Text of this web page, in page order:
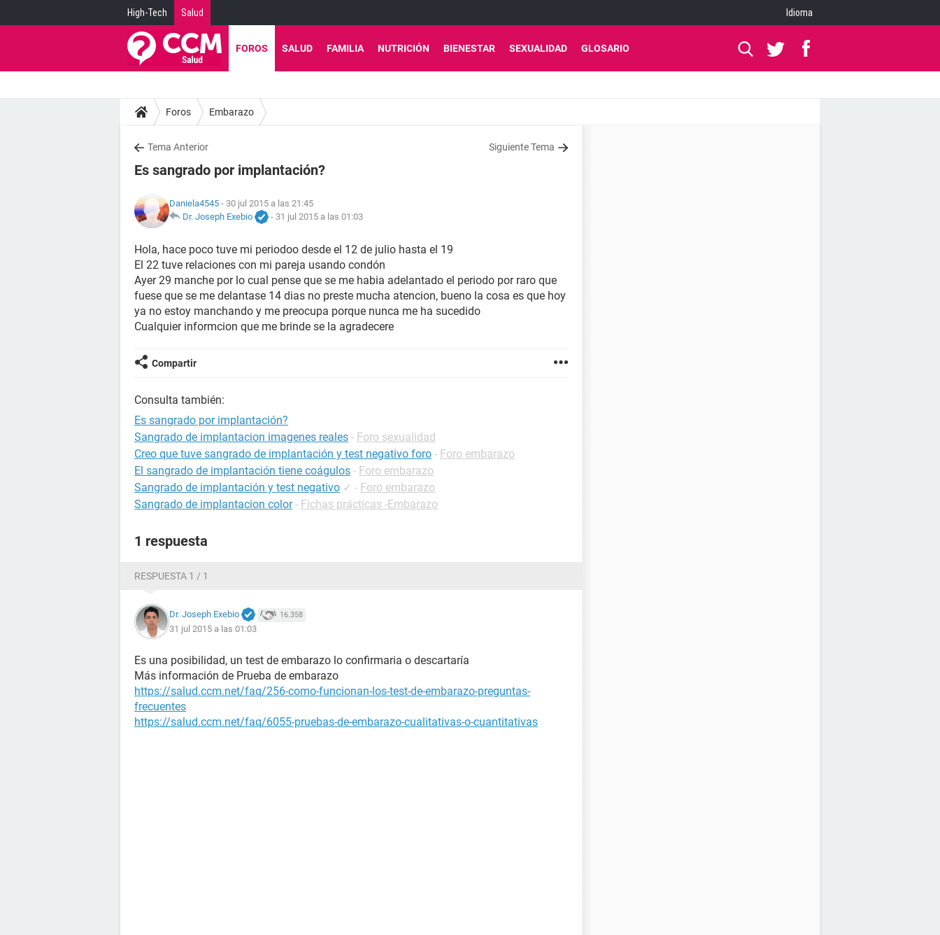
High-Tech Salud Idioma
FOROS SALUD FAMILIA NUTRICIÓN BIENESTAR SEXUALIDAD GLOSARIO
Foros Embarazo
Tema Anterior Siguiente Tema
Es sangrado por implantación?
Daniela4545 - 30 jul 2015 a las 21:45
Dr. Joseph Exebio
- 31 jul 2015 a las 01:03
Hola, hace poco tuve mi periodoo desde el 12 de julio hasta el 19
El 22 tuve relaciones con mi pareja usando condón
Ayer 29 manche por lo cual pense que se me habia adelantado el periodo por raro que
fuese que se me delantase 14 dias no preste mucha atencion, bueno la cosa es que hoy
ya no estoy manchando y me preocupa porque nunca me ha sucedido
Cualquier informcion que me brinde se la agradecere
Compartir
Consulta también:
Es sangrado por implantación?
Sangrado de implantacion imagenes reales - Foro sexualidad
Creo que tuve sangrado de implantación y test negativo foro - Foro embarazo
El sangrado de implantación tiene coágulos - Foro embarazo
Sangrado de implantación y test negativo ✓ - Foro embarazo
Sangrado de implantacion color - Fichas prácticas -Embarazo
1 respuesta
RESPUESTA 1 / 1
Dr. Joseph Exebio 16.358
31 jul 2015 a las 01:03
Es una posibilidad, un test de embarazo lo confirmaria o descartaría
Más información de Prueba de embarazo
https://salud.ccm.net/faq/256-como-funcionan-los-test-de-embarazo-preguntas-
frecuentes
https://salud.ccm.net/faq/6055-pruebas-de-embarazo-cualitativas-o-cuantitativas